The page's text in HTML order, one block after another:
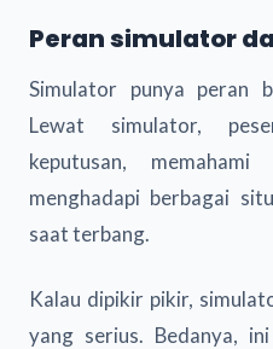
Peran simulator
Simulator punya peran
Lewat simulator,
keputusan,
menghadapi berbagai
saat terbang.
Kalau dipikir pikir,
yang serius. Bedanya,